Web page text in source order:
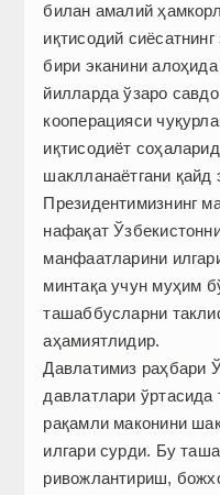
билан амалий
иқтисодий
бири эканини
йилларда ўзаро
кооперацияси
иқтисодиёт
шаклланаётгани қайд
Президентимизнинг
нафақат
манфаатларини
минтақа учун муҳим
ташаббусларни
аҳамиятлидир.
Давлатимиз раҳбари
давлатлари ўртасида
рақамли маконини
илгари сурди. Бу
ривожлантириш,